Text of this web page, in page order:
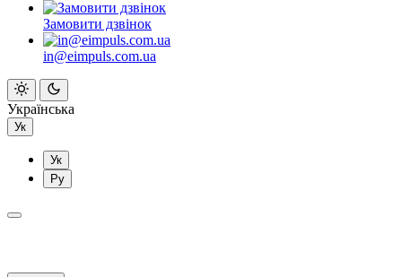
Замовити дзвінок
in@eimpuls.com.ua
Українська
Ук
Ук
Ру